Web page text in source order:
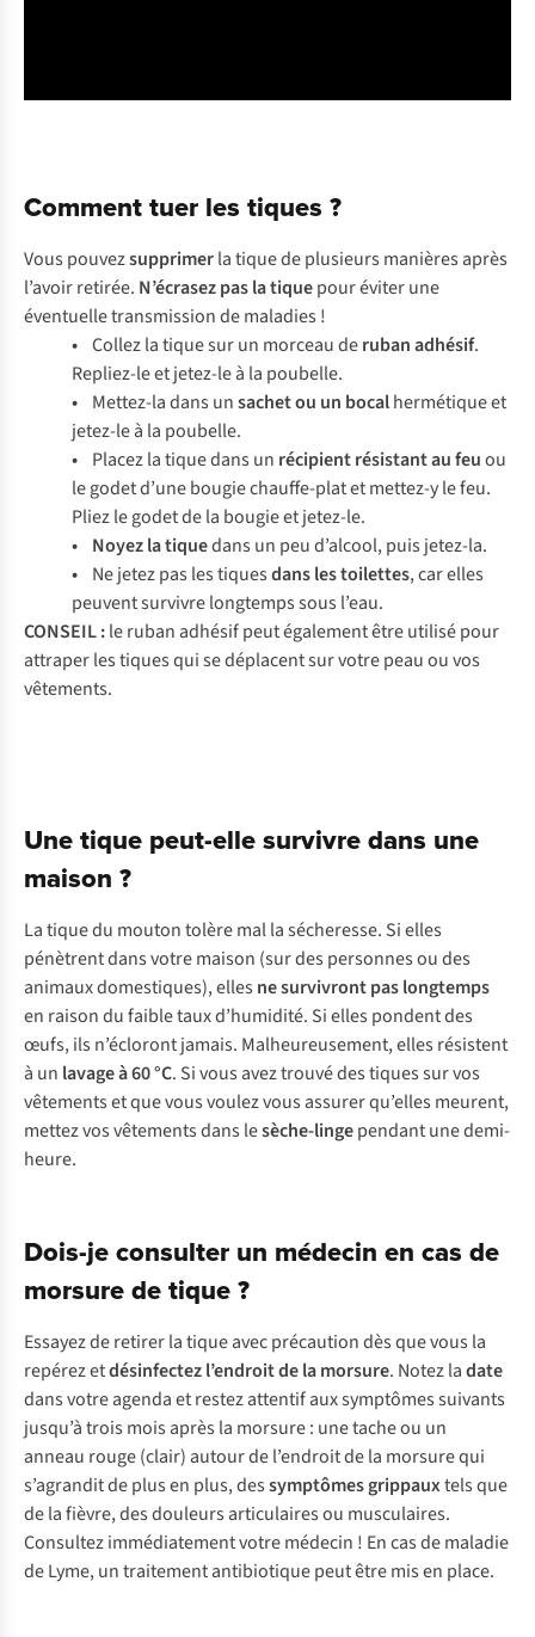
Comment tuer les tiques ?
Vous pouvezsupprimerla tique de plusieurs manières après
l’avoir retirée. N’écrasez pas la tiquepour éviter une
éventuelle transmission de maladies !
• Collez la tique sur un morceau deruban adhésif.
Repliez-le et jetez-le à la poubelle.
• Mettez-la dans unsachet ou un bocalhermétique et
jetez-le à la poubelle.
• Placez la tique dans un récipientrésistantau feuou
le godet d’une bougie chauffe-plat et mettez-y le feu.
Pliez le godet de la bougie et jetez-le.
• Noyez la tiquedans un peu d’alcool, puis jetez-la.
• Ne jetez pas les tiquesdansles toilettes, car elles
peuvent survivre longtemps sous l’eau.
CONSEIL :le ruban adhésif peut également être utilisé pour
attraper les tiques qui se déplacent sur votre peau ou vos
vêtements.
Une tique peut-elle survivre dans une
maison ?
La tique du mouton tolère mal la sécheresse. Si elles
pénètrent dans votre maison (sur des personnes ou des
animaux domestiques), elles ne survivront pas longtemps
en raison du faible taux d’humidité. Si elles pondent des
œufs, ils n’écloront jamais. Malheureusement, elles résistent
à un lavage à 60 °C. Si vous avez trouvé des tiques sur vos
vêtements et que vous voulez vous assurer qu’elles meurent,
mettez vos vêtements dans lesèche-lingependant une demi-
heure.
Dois-je consulter un médecin en cas de
morsure de tique ?
Essayez de retirer la tique avec précaution dès que vous la
repérez etdésinfectez l’endroit de la morsure. Notez ladate
dans votre agenda et restez attentif aux symptômes suivants
jusqu’à trois mois après la morsure : une tache ou un
anneau rouge (clair) autour de l’endroit de la morsure qui
s’agrandit de plus en plus, dessymptômes grippauxtels que
de la fièvre, des douleurs articulaires ou musculaires.
Consultez immédiatement votre médecin ! En cas de maladie
de Lyme, un traitement antibiotique peut être mis en place.